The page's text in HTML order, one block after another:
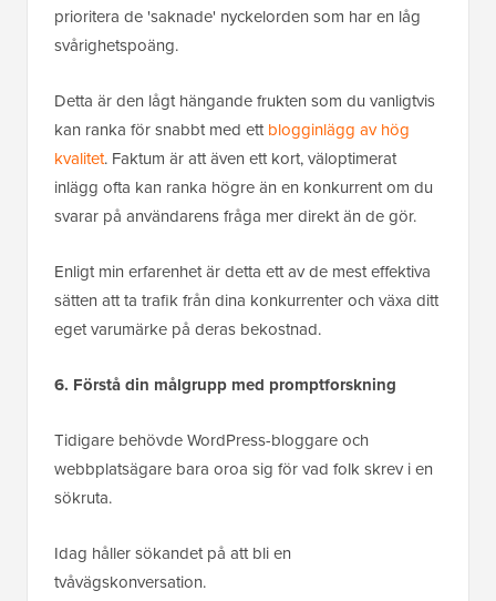
prioritera de 'saknade' nyckelorden som har en låg
svårighetspoäng.
Detta är den lågt hängande frukten som du vanligtvis
kan ranka för snabbt med ettblogginlägg av hög
kvalitet. Faktum är att även ett kort, väloptimerat
inlägg ofta kan ranka högre än en konkurrent om du
svarar på användarens fråga mer direkt än de gör.
Enligt min erfarenhet är detta ett av de mest effektiva
sätten att ta trafik från dina konkurrenter och växa ditt
eget varumärke på deras bekostnad.
6. Förstå din målgrupp med promptforskning
Tidigare behövde WordPress-bloggare och
webbplatsägare bara oroa sig för vad folk skrev i en
sökruta.
Idag håller sökandet på att bli en
tvåvägskonversation.